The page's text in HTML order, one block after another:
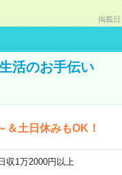
掲載日
活のお手伝い
土日休みもOK！
1万2000円以上